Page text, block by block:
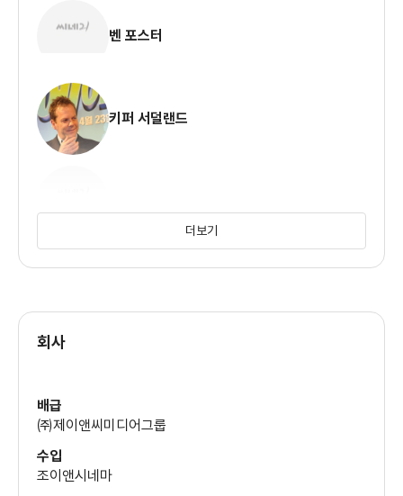
벤 포스터
키퍼 서덜랜드
더보기
회사
배급
㈜제이앤씨미디어그룹
수입
조이앤시네마